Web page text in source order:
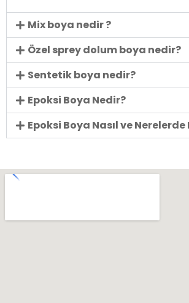
Mix boya nedir ?
Özel sprey dolum boya nedir?
Sentetik boya nedir?
Epoksi Boya Nedir?
Epoksi Boya Nasıl ve Nerelerde